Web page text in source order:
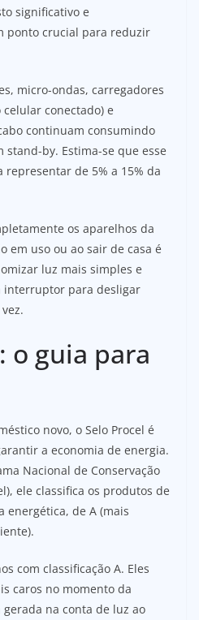
significativo e
ponto crucial para reduzir
micro-ondas, carregadores
conectado) e
continuam consumindo
by. Estima-se que esse
de 5% a 15% da
os aparelhos da
em uso ou ao sair de casa é
luz mais simples e
interruptor para desligar
o guia para
novo, o Selo Procel é
a economia de energia.
Nacional de Conservação
ele classifica os produtos de
energética, de A (mais
com classificação A. Eles
caros no momento da
na conta de luz ao